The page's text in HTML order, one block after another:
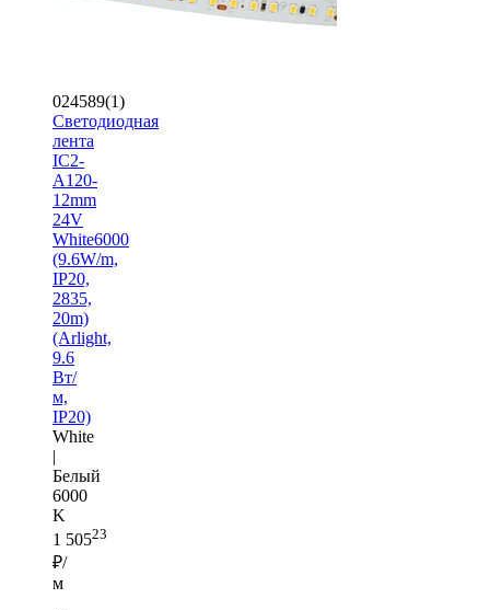
024589(1)
Светодиодная
лента
IC2-
A120-
12mm
24V
White6000
(9.6W/m,
IP20,
2835,
20m)
(Arlight,
9.6
Вт/
м,
IP20)
White
|
Белый
6000
K
1 50523
₽/
м